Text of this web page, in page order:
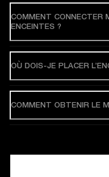
COMMENT CONNECTER
ENCEINTES ?
OÙ DOIS-JE PLACER
COMMENT OBTENIR LE